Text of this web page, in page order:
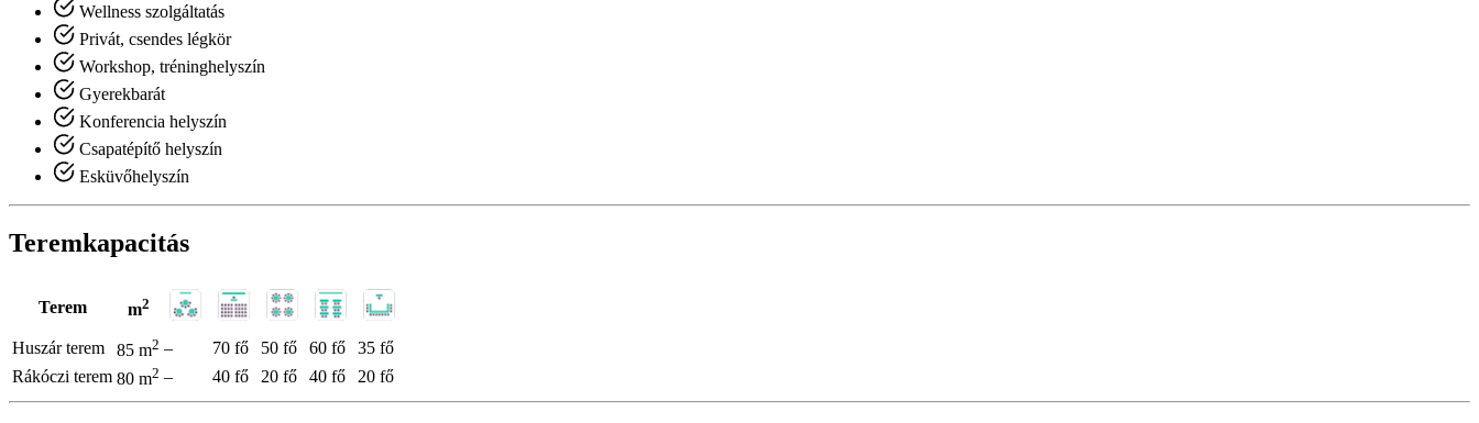
Wellness szolgáltatás
Privát, csendes légkör
Workshop, tréninghelyszín
Gyerekbarát
Konferencia helyszín
Csapatépítő helyszín
Esküvőhelyszín
Teremkapacitás
Terem m2
Huszár terem 85 m2 – 70 fő 50 fő 60 fő
35 fő
Rákóczi terem 80 m2 – 40 fő 20 fő 40 fő 20 fő